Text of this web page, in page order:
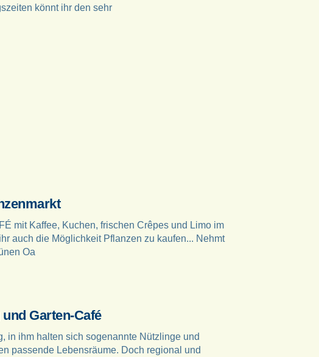
könnt ihr den sehr
mit Kaffee, Kuchen, frischen Crêpes und Limo im
auch die Möglichkeit Pflanzen zu kaufen... Nehmt
Oa
Garten-Café
in ihm halten sich sogenannte Nützlinge und
passende Lebensräume. Doch regional und